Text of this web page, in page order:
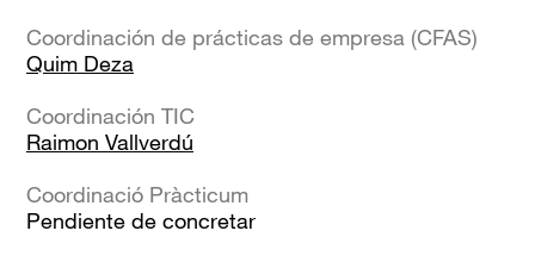
Coordinación de prácticas de empresa (CFAS)
Quim Deza
Coordinación TIC
Raimon Vallverdú
Coordinació Pràcticum
Pendiente de concretar